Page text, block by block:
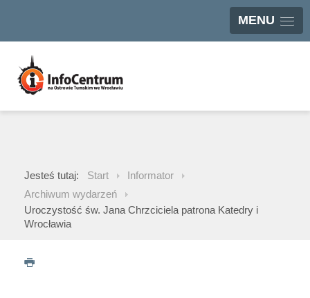
MENU
Jesteś tutaj: Start
Informator
Archiwum wydarzeń
Uroczystość św. Jana Chrzciciela patrona Katedry i
Wrocławia